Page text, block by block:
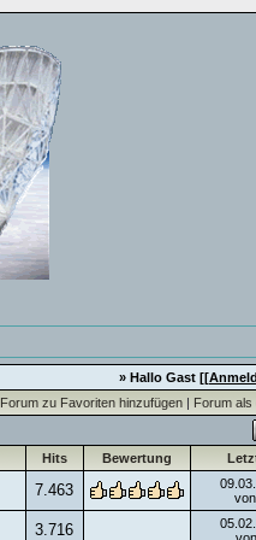
» Hallo Gast [
Forum zu Favoriten hinzufügen| Forum als
Hits Bewertung
7.463
von
3.716